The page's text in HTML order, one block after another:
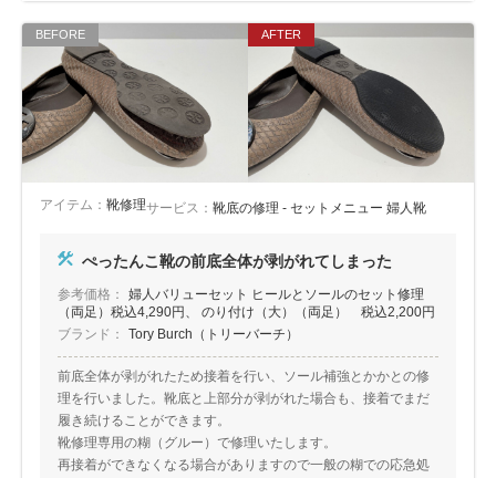
アイテム： 靴修理サービス： 靴底の修理 - セットメニュー 婦人靴
ぺったんこ靴の前底全体が剥がれてしまった
参考価格：
婦人バリューセット ヒールとソールのセット修理
（両足）税込4,290円、 のり付け（大）（両足） 税込2,200円
ブランド：
Tory Burch（トリーバーチ）
前底全体が剥がれたため接着を行い、ソール補強とかかとの修
理を行いました。靴底と上部分が剥がれた場合も、接着でまだ
履き続けることができます。
靴修理専用の糊（グルー）で修理いたします。
再接着ができなくなる場合がありますので一般の糊での応急処